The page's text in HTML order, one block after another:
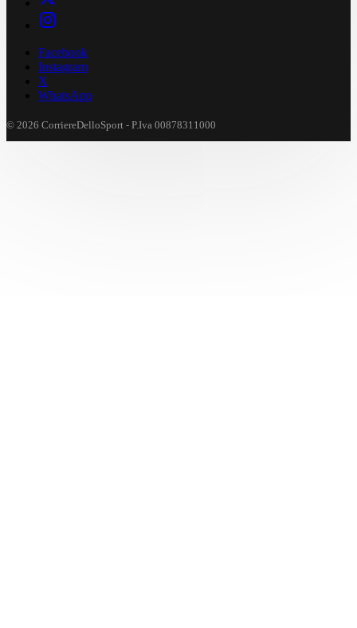
Facebook
Instagram
X
WhatsApp
© 2026 CorriereDelloSport - P.Iva 00878311000